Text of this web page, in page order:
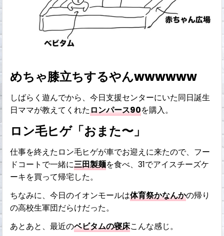
めちゃ膝立ちするやんwwwwww
しばらく遊んでから、今日支援センターにいた同日誕生
日ママが教えてくれたロンパース90を購入。
ロン毛ヒゲ「おまた〜」
仕事を終えたロン毛ヒゲが車でお迎えに来たので、フー
ドコートで一緒に三田製麺を食べ、31でアイスチーズケ
ーキを買って帰宅した。
ちなみに、今日のイオンモールは体育祭かなんかの帰り
の高校生軍団だらけだった。
あとあと、最近のベビタムの寝床こんな感じ。